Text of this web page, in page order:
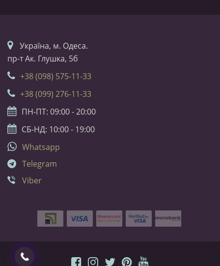
Українa, м. Одеса.
пр-т Ак. Глушка, 5б
+38 (098) 575-11-33
+38 (099) 276-11-33
ПН-ПТ: 09:00 - 20:00
СБ-НД: 10:00 - 19:00
Whatsapp
Telegram
Viber